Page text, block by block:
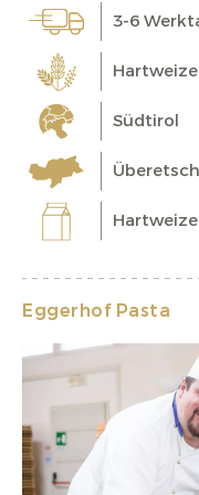
3-6
Südtirol
Eggerhof Pasta